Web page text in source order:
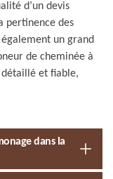
d’un devis
pertinence des
un grand
de cheminée à
détaillé et fiable,
dans la